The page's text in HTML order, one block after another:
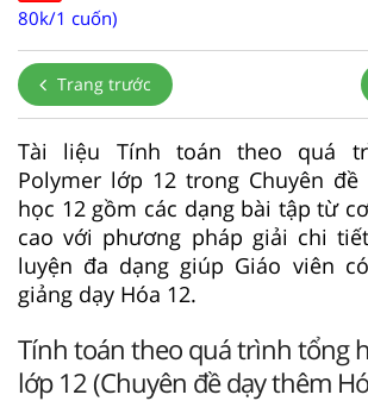
80k/1 cuốn)
Trang trước
Tài liệu Tính toán theo quá
Polymer lớp 12 trong Chuyên
học 12 gồm các dạng bài tập từ
cao với phương pháp giải chi
luyện đa dạng giúp Giáo viên
giảng dạy Hóa 12.
Tính toán theo quá trình tổng
lớp 12 (Chuyên đề dạy thêm